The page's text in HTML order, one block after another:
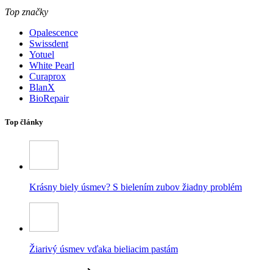
Top značky
Opalescence
Swissdent
Yotuel
White Pearl
Curaprox
BlanX
BioRepair
Top články
Krásny biely úsmev? S bielením zubov žiadny problém
Žiarivý úsmev vďaka bieliacim pastám